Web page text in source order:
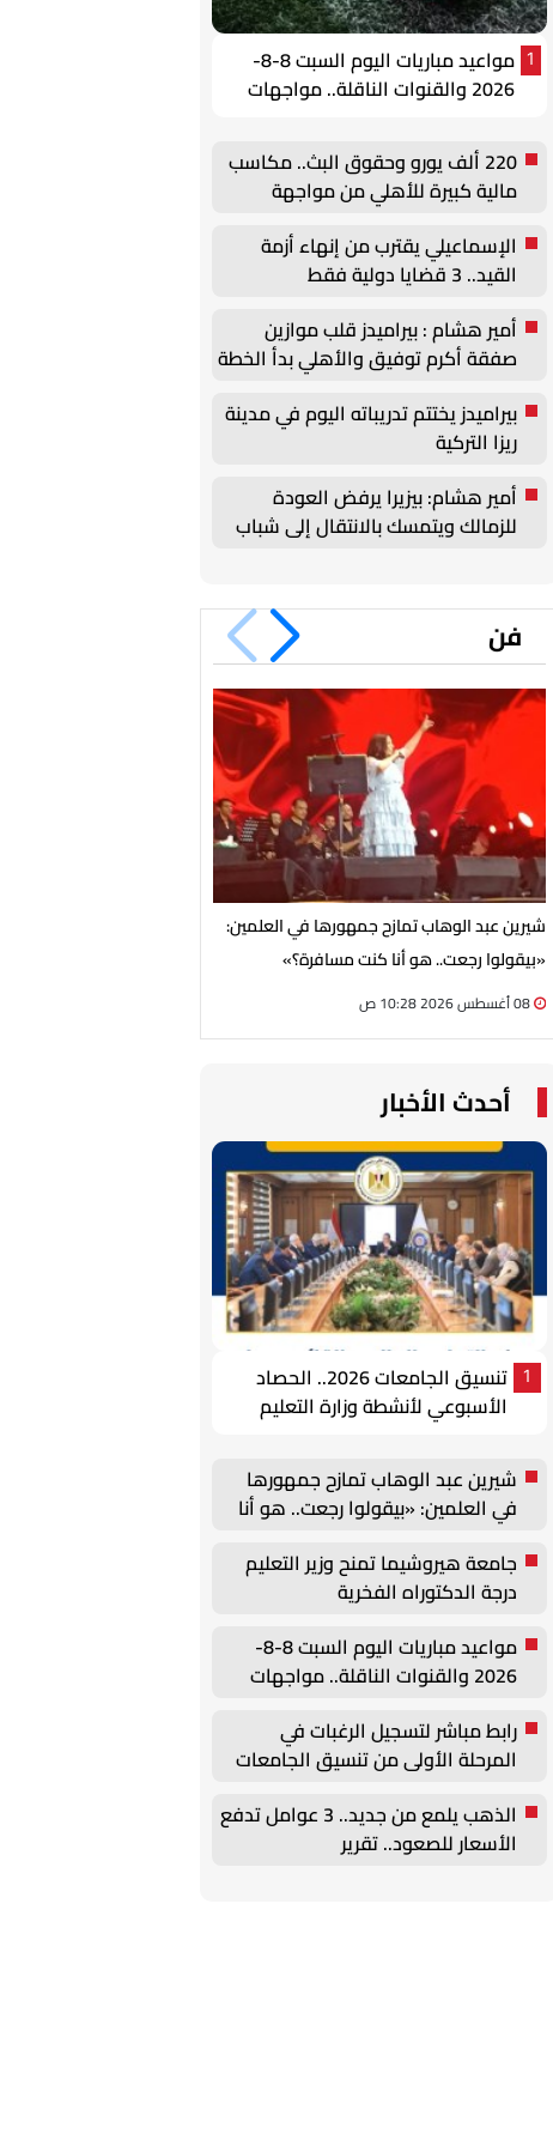
1
مواعيد مباريات اليوم السبت 8-8-
2026 والقنوات الناقلة.. مواجهات
220 ألف يورو وحقوق البث.. مكاسب
مالية كبيرة للأهلي من مواجهة
برشلونة في كأس خوان جامبر
الإسماعيلي يقترب من إنهاء أزمة
القيد.. 3 قضايا دولية فقط
أمير هشام : بيراميدز قلب موازين
صفقة أكرم توفيق والأهلي بدأ الخطة
بيراميدز يختتم تدريباته اليوم في مدينة
ريزا التركية
أمير هشام: بيزيرا يرفض العودة
للزمالك ويتمسك بالانتقال إلى شباب
فن
شيرين عبد الوهاب تمازح جمهورها في العلمين:
«بيقولوا رجعت.. هو أنا كنت مسافرة؟»
أحدث الأخبار
1
تنسيق الجامعات 2026.. الحصاد
الأسبوعي لأنشطة وزارة التعليم
شيرين عبد الوهاب تمازح جمهورها
في العلمين: «بيقولوا رجعت.. هو أنا
كنت مسافرة؟»
جامعة هيروشيما تمنح وزير التعليم
درجة الدكتوراه الفخرية
مواعيد مباريات اليوم السبت 8-8-
2026 والقنوات الناقلة.. مواجهات
رابط مباشر لتسجيل الرغبات في
المرحلة الأولى من تنسيق الجامعات
الذهب يلمع من جديد.. 3 عوامل تدفع
الأسعار للصعود.. تقرير